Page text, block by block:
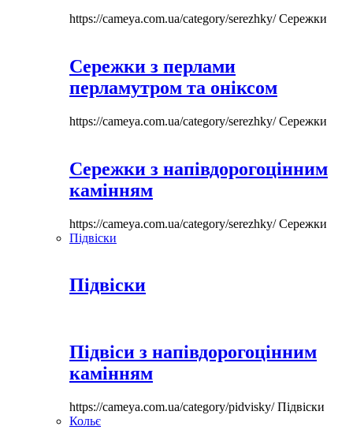
https://cameya.com.ua/category/serezhky/Сережки
Сережки з перлами
перламутром та оніксом
https://cameya.com.ua/category/serezhky/Сережки
Сережки з напівдорогоцінним
камінням
https://cameya.com.ua/category/serezhky/Сережки
Підвіски
Підвіски
Підвіси з напівдорогоцінним
камінням
https://cameya.com.ua/category/pidvisky/Підвіски
Кольє